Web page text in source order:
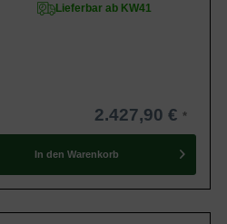
Lieferbar ab KW41
2.427,90 €
In den Warenkorb